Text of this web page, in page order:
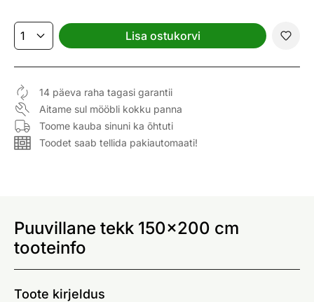
Lisa ostukorvi
14 päeva raha tagasi garantii
Aitame sul mööbli kokku panna
Toome kauba sinuni ka õhtuti
Toodet saab tellida pakiautomaati!
Puuvillane tekk 150x200 cm
tooteinfo
Toote kirjeldus